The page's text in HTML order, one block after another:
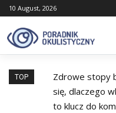
Skip
to
content
10 August, 2026
TOP
Zdrowe stopy
się, dlaczego
to klucz do